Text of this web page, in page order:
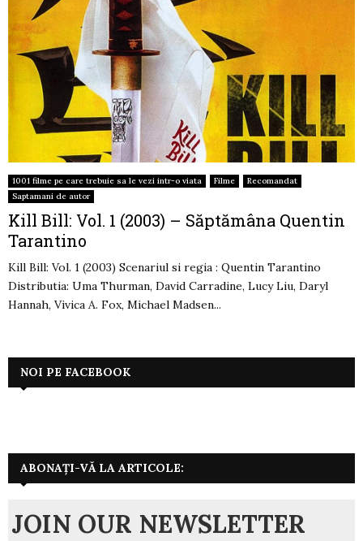
1001 filme pe care trebuie sa le vezi intr-o viata Filme
Recomandat
Saptamani de autor
Kill Bill: Vol. 1 (2003) – Săptămâna Quentin
Tarantino
Kill Bill: Vol. 1 (2003) Scenariul si regia : Quentin Tarantino
Distributia: Uma Thurman, David Carradine, Lucy Liu, Daryl
Hannah, Vivica A. Fox, Michael Madsen...
NOI PE FACEBOOK
ABONAȚI-VĂ LA ARTICOLE:
JOIN OUR NEWSLETTER